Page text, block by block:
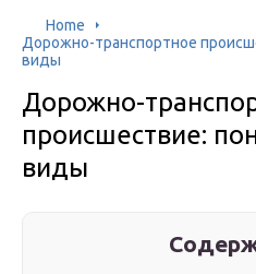
Home
Дорожно-транспортное
виды
Дорожно-
происшествие:
виды